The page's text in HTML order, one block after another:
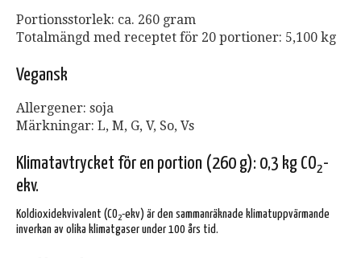
Portionsstorlek: ca. 260 gram
Totalmängd med receptet för 20 portioner: 5,100 kg
Vegansk
Allergener: soja
Märkningar: L, M, G, V, So, Vs
Klimatavtrycket för en portion (260 g): 0,3 kg CO2-
ekv.
Koldioxidekvivalent (CO2-ekv) är den sammanräknade klimatuppvärmande
inverkan av olika klimatgaser under 100 års tid.